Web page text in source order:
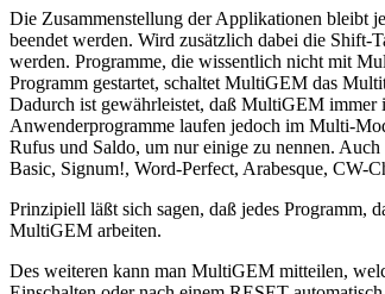
Die Zusammenstellung der Applikationen bleibt
beendet werden. Wird zusätzlich dabei die Shift-
werden. Programme, die wissentlich nicht mit
Programm gestartet, schaltet MultiGEM das
Dadurch ist gewährleistet, daß MultiGEM immer
Anwenderprogramme laufen jedoch im Multi-
Rufus und Saldo, um nur einige zu nennen.
Basic, Signum!, Word-Perfect, Arabesque, CW-
Prinzipiell läßt sich sagen, daß jedes Programm,
MultiGEM arbeiten.
Des weiteren kann man MultiGEM mitteilen,